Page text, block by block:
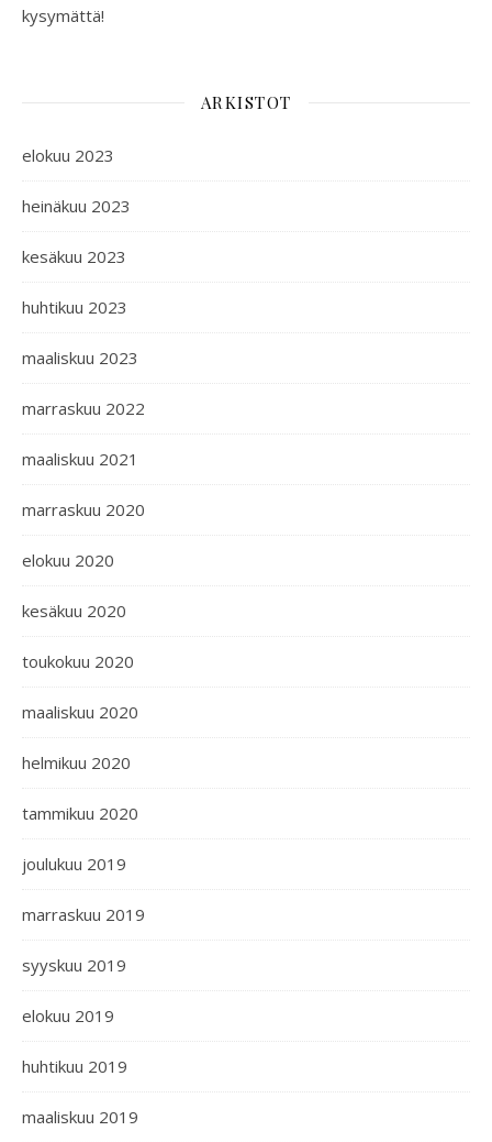
kysymättä!
ARKISTOT
elokuu 2023
heinäkuu 2023
kesäkuu 2023
huhtikuu 2023
maaliskuu 2023
marraskuu 2022
maaliskuu 2021
marraskuu 2020
elokuu 2020
kesäkuu 2020
toukokuu 2020
maaliskuu 2020
helmikuu 2020
tammikuu 2020
joulukuu 2019
marraskuu 2019
syyskuu 2019
elokuu 2019
huhtikuu 2019
maaliskuu 2019